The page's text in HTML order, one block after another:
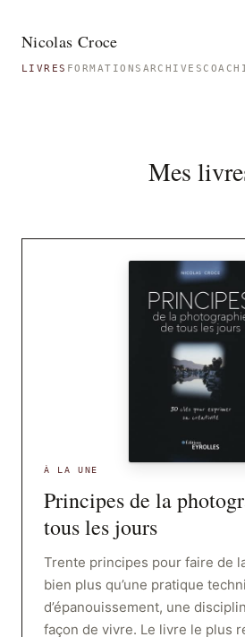
Nicolas Croce
LIVRES FORMATIONS ARCHIVES
Mes
À LA UNE
Principes de la
tous les jours
Trente principes pour faire de
bien plus qu’une pratique
d’épanouissement, une
façon de vivre. Le livre le plus